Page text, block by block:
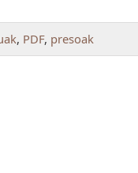
, PDF, presoak